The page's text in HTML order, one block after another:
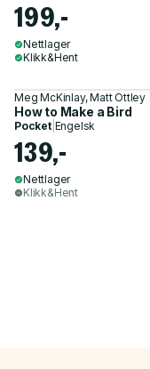
199,-
Nettlager
Klikk&Hent
Meg McKinlay, Matt Ottley
How to Make a Bird
Pocket| Engelsk
139,-
Nettlager
Klikk&Hent